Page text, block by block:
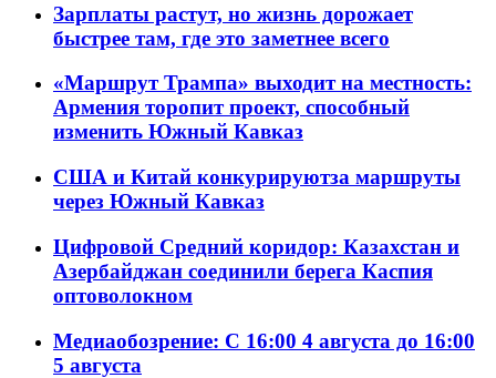
Зарплаты растут, но жизнь дорожает
быстрее там, где это заметнее всего
«Маршрут Трампа» выходит на местность:
Армения торопит проект, способный
изменить Южный Кавказ
США и Китай конкурируютза маршруты
через Южный Кавказ
Цифровой Средний коридор: Казахстан и
Азербайджан соединили берега Каспия
оптоволокном
Медиаобозрение: С 16:00 4 августа до 16:00
5 августа